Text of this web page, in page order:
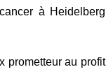
à Heidelberg
prometteur au profit